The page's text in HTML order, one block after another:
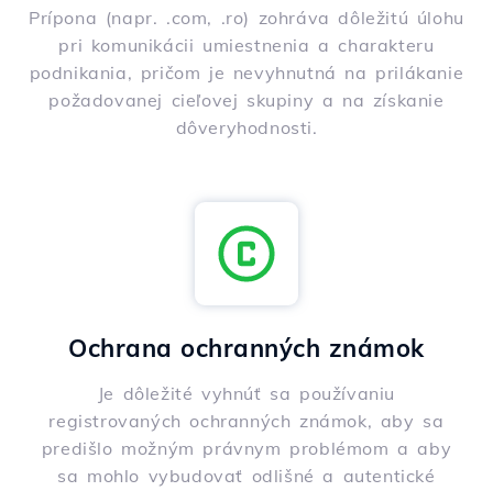
Prípona (napr. .com, .ro) zohráva dôležitú úlohu
pri komunikácii umiestnenia a charakteru
podnikania, pričom je nevyhnutná na prilákanie
požadovanej cieľovej skupiny a na získanie
dôveryhodnosti.
Ochrana ochranných známok
Je dôležité vyhnúť sa používaniu
registrovaných ochranných známok, aby sa
predišlo možným právnym problémom a aby
sa mohlo vybudovať odlišné a autentické